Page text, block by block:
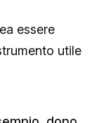
essere
utile